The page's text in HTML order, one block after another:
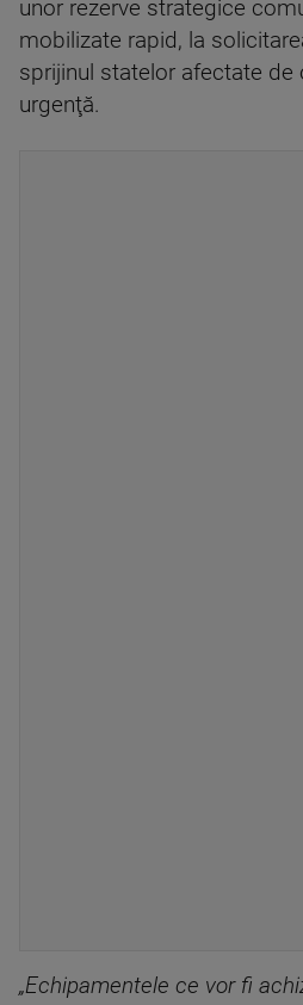
unor rezerve strategice
mobilizate rapid, la
sprijinul statelor afectate de
urgenţă.
„Echipamentele ce vor fi